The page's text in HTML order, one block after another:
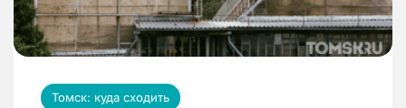
Томск: куда сходить